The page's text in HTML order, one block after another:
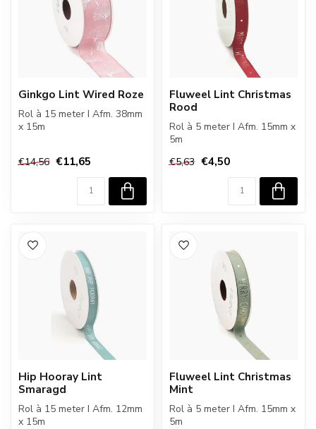
Ginkgo Lint Wired Roze
Rol à 15 meter I Afm. 38mm
x 15m
€14,56 €11,65
Fluweel Lint Christmas
Rood
Rol à 5 meter I Afm. 15mm x
5m
€5,63 €4,50
Hip Hooray Lint
Smaragd
Rol à 15 meter I Afm. 12mm
x 15m
Fluweel Lint Christmas
Mint
Rol à 5 meter I Afm. 15mm x
5m